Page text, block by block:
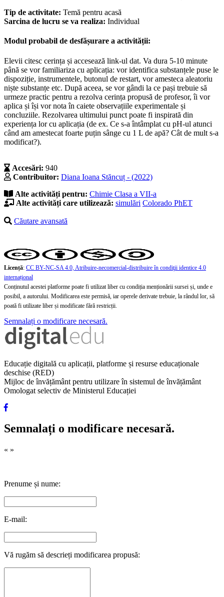
Tip de activitate: Temă pentru acasă
Sarcina de lucru se va realiza: Individual
Modul probabil de desfășurare a activității:
Elevii citesc cerința și accesează link-ul dat. Va dura 5-10 minute
până se vor familiariza cu aplicația: vor identifica substanțele puse le
dispoziție, instrumentele, butonul de restart, vor amesteca aleatoriu
niște substanțe etc. După aceea, se vor gândi la ce pași trebuie să
urmeze practic pentru a rezolva cerința propusă de profesor, îi vor
aplica și își vor nota în caiete observațiile experimentale și
concluziile. Rezolvarea ultimului punct poate fi inspirată din
experiența lor cu aplicația (de ex. Ce s-a întâmplat cu pH-ul atunci
când am amestecat foarte puțin sânge cu 1 L de apă? Cât de mult s-a
modificat?).
Accesări: 940
Contribuitor: Diana Ioana Stăncuț - (2022)
Alte activități pentru: Chimie Clasa a VII-a
Alte activități care utilizează: simulări Colorado PhET
Căutare avansată
Licență: CC BY-NC-SA 4.0, Atribuire-necomercial-distribuire în condiţii identice 4.0
internațional
Conținutul acestei platforme poate fi utilizat liber cu condiția menționării sursei și, unde e
posibil, a autorului. Modificarea este permisă, iar operele derivate trebuie, la rândul lor, să
poată fi utilizate liber și modificate fără restricții.
Semnalați o modificare necesară.
Educație digitală cu aplicații, platforme și resurse educaționale
deschise (RED)
Mijloc de învățământ pentru utilizare în sistemul de învățământ
Omologat selectiv de Ministerul Educației
Semnalați o modificare necesară.
« »
Prenume și nume:
E-mail:
Vă rugăm să descrieți modificarea propusă: